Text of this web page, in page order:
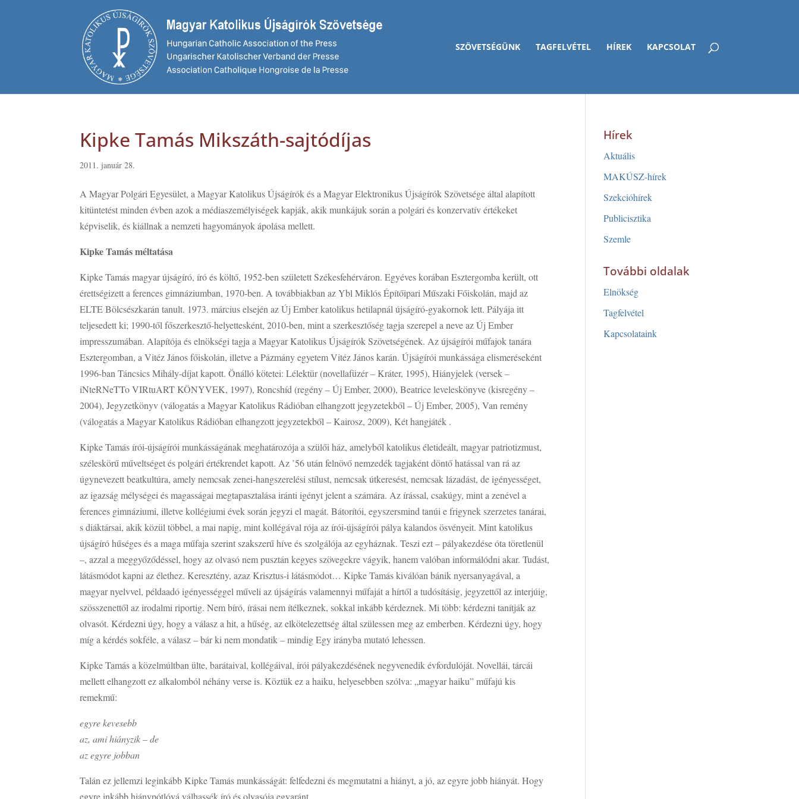
SZÖVETSÉGÜNK TAGFELVÉTEL HÍREK KAPCSOLAT
Kipke Tamás Mikszáth-sajtódíjas
2011. január 28.
A Magyar Polgári Egyesület, a Magyar Katolikus Újságírók és a Magyar Elektronikus Újságírók Szövetsége által alapított
kitüntetést minden évben azok a médiaszemélyiségek kapják, akik munkájuk során a polgári és konzervatív értékeket
képviselik, és kiállnak a nemzeti hagyományok ápolása mellett.
Kipke Tamás méltatása
Kipke Tamás magyar újságíró, író és költő, 1952-ben született Székesfehérváron. Egyéves korában Esztergomba került, ott
érettségizett a ferences gimnáziumban, 1970-ben. A továbbiakban az Ybl Miklós Építőipari Műszaki Főiskolán, majd az
ELTE Bölcsészkarán tanult. 1973. március elsején az Új Ember katolikus hetilapnál újságíró-gyakornok lett. Pályája itt
teljesedett ki; 1990-től főszerkesztő-helyettesként, 2010-ben, mint a szerkesztőség tagja szerepel a neve az Új Ember
impresszumában. Alapítója és elnökségi tagja a Magyar Katolikus Újságírók Szövetségének. Az újságírói műfajok tanára
Esztergomban, a Vitéz János főiskolán, illetve a Pázmány egyetem Vitéz János karán. Újságírói munkássága elismeréseként
1996-ban Táncsics Mihály-díjat kapott. Önálló kötetei: Lélektür (novellafüzér – Kráter, 1995), Hiányjelek (versek –
iNteRNeTTo VIRtuART KÖNYVEK, 1997), Roncshíd (regény – Új Ember, 2000), Beatrice leveleskönyve (kisregény –
2004), Jegyzetkönyv (válogatás a Magyar Katolikus Rádióban elhangzott jegyzetekből – Új Ember, 2005), Van remény
(válogatás a Magyar Katolikus Rádióban elhangzott jegyzetekből – Kairosz, 2009), Két hangjáték .
Kipke Tamás írói-újságírói munkásságának meghatározója a szülői ház, amelyből katolikus életideált, magyar patriotizmust,
széleskörű műveltséget és polgári értékrendet kapott. Az ’56 után felnövő nemzedék tagjaként döntő hatással van rá az
úgynevezett beatkultúra, amely nemcsak zenei-hangszerelési stílust, nemcsak útkeresést, nemcsak lázadást, de igényességet,
az igazság mélységei és magasságai megtapasztalása iránti igényt jelent a számára. Az írással, csakúgy, mint a zenével a
ferences gimnáziumi, illetve kollégiumi évek során jegyzi el magát. Bátorítói, egyszersmind tanúi e frigynek szerzetes tanárai,
s diáktársai, akik közül többel, a mai napig, mint kollégával rója az írói-újságírói pálya kalandos ösvényeit. Mint katolikus
újságíró hűséges és a maga műfaja szerint szakszerű híve és szolgálója az egyháznak. Teszi ezt – pályakezdése óta töretlenül
–, azzal a meggyőződéssel, hogy az olvasó nem pusztán kegyes szövegekre vágyik, hanem valóban informálódni akar. Tudást,
látásmódot kapni az élethez. Keresztény, azaz Krisztus-i látásmódot… Kipke Tamás kiválóan bánik nyersanyagával, a
magyar nyelvvel, példaadó igényességgel műveli az újságírás valamennyi műfaját a hírtől a tudósításig, jegyzettől az interjúig,
szösszenettől az irodalmi riportig. Nem bíró, írásai nem ítélkeznek, sokkal inkább kérdeznek. Mi több: kérdezni tanítják az
olvasót. Kérdezni úgy, hogy a válasz a hit, a hűség, az elkötelezettség által szülessen meg az emberben. Kérdezni úgy, hogy
míg a kérdés sokféle, a válasz – bár ki nem mondatik – mindig Egy irányba mutató lehessen.
Kipke Tamás a közelmúltban ülte, barátaival, kollégáival, írói pályakezdésének negyvenedik évfordulóját. Novellái, tárcái
mellett elhangzott ez alkalomból néhány verse is. Köztük ez a haiku, helyesebben szólva: „magyar haiku” műfajú kis
remekmű:
egyre kevesebb
az, ami hiányzik – de
az egyre jobban
Talán ez jellemzi leginkább Kipke Tamás munkásságát: felfedezni és megmutatni a hiányt, a jó, az egyre jobb hiányát. Hogy
egyre inkább hiánypótlóvá válhassék író és olvasója egyaránt.
Hírek
Aktuális
MAKÚSZ-hírek
Szekcióhírek
Publicisztika
Szemle
További oldalak
Elnökség
Tagfelvétel
Kapcsolataink